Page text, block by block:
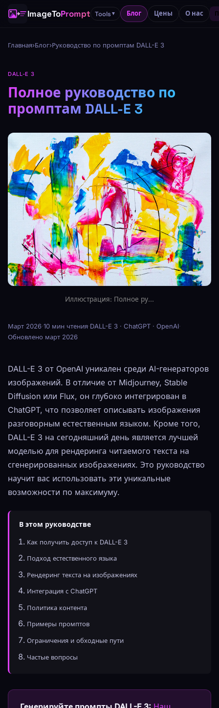
ImageToPrompt Tools▼ Блог Цены О нас
Главная›Блог›Руководство по промптам DALL-E 3
DALL-E 3
Полное руководство по
промптам DALL-E 3
Иллюстрация: Полное ру...
Март 2026·10 мин чтения·DALL-E 3 · ChatGPT · OpenAI·
Обновлено март 2026
DALL-E 3 от OpenAI уникален среди AI-генераторов
изображений. В отличие от Midjourney, Stable
Diffusion или Flux, он глубоко интегрирован в
ChatGPT, что позволяет описывать изображения
разговорным естественным языком. Кроме того,
DALL-E 3 на сегодняшний день является лучшей
моделью для рендеринга читаемого текста на
сгенерированных изображениях. Это руководство
научит вас использовать эти уникальные
возможности по максимуму.
В этом руководстве
Как получить доступ к DALL-E 3
Подход естественного языка
Рендеринг текста на изображениях
Интеграция с ChatGPT
Политика контента
Примеры промптов
Ограничения и обходные пути
Частые вопросы